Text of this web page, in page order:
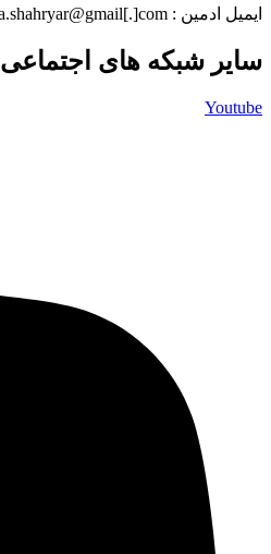
ایمیل ادمین : pooya.shahryar@gmail[.]com
سایر شبکه های اجتماعی
Youtube